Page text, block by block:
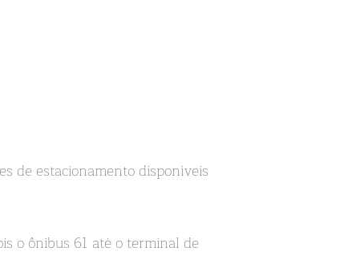
de estacionamento disponíveis
o ônibus 61 até o terminal de